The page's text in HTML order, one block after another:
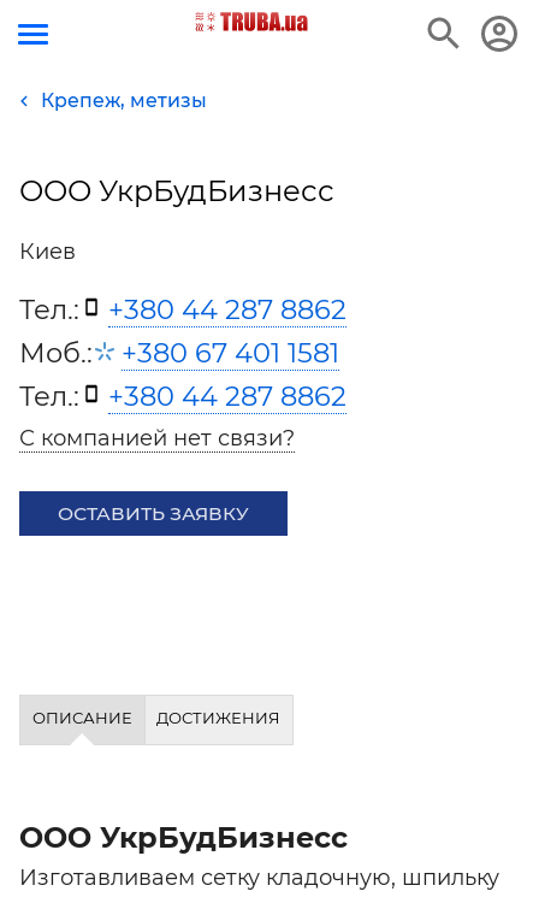
Крепеж, метизы
ООО УкрБудБизнесс
Киев
Тел.:
+380 44 287 8862
Моб.:
+380 67 401 1581
Тел.:
+380 44 287 8862
С компанией нет связи?
ОСТАВИТЬ ЗАЯВКУ
ОПИСАНИЕ ДОСТИЖЕНИЯ
ООО УкрБудБизнесс
Изготавливаем сетку кладочную, шпильку